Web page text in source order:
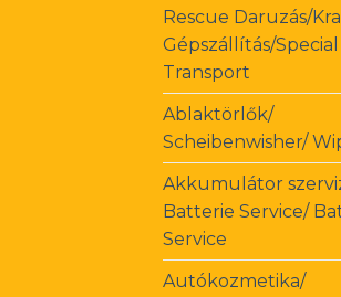
Rescue Daruzás/
Gépszállítás/Special
Transport
Ablaktörlők/
Scheibenwisher/
Akkumulátor
Batterie Service/
Service
Autókozmetika/